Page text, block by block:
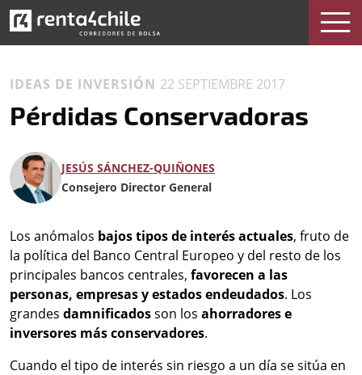
IDEAS DE INVERSIÓN 22 SEPTIEMBRE 2017
Pérdidas Conservadoras
JESÚS SÁNCHEZ-QUIÑONES
Consejero Director General
Los anómalos bajos tipos de interés actuales, fruto de
la política del Banco Central Europeo y del resto de los
principales bancos centrales, favorecen a las
personas, empresas y estados endeudados. Los
grandes damnificadosson los ahorradores e
inversores más conservadores.
Cuando el tipo de interés sin riesgo a un día se sitúa en